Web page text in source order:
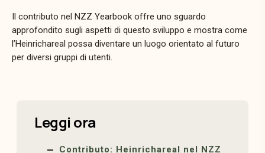
Il contributo nel NZZ Yearbook offre uno sguardo
approfondito sugli aspetti di questo sviluppo e mostra come
l’Heinrichareal possa diventare un luogo orientato al futuro
per diversi gruppi di utenti.
Leggi ora
Contributo: Heinrichareal nel NZZ